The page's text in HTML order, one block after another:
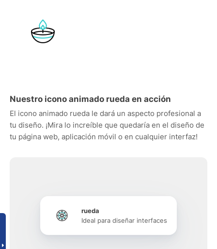
Nuestro icono animado rueda en acción
El icono animado rueda le dará un aspecto profesional a
tu diseño. ¡Mira lo increíble que quedaría en el diseño de
tu página web, aplicación móvil o en cualquier interfaz!
rueda
Ideal para diseñar interfaces